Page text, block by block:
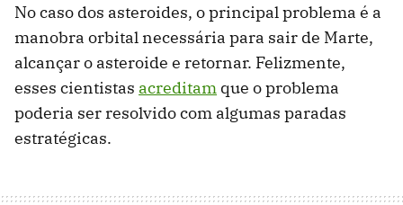
No caso dos asteroides, o principal problema é a
manobra orbital necessária para sair de Marte,
alcançar o asteroide e retornar. Felizmente,
esses cientistas acreditam que o problema
poderia ser resolvido com algumas paradas
estratégicas.